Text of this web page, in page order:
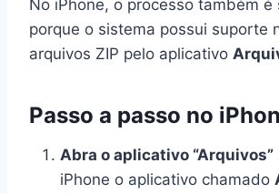
No iPhone, o processo também é
porque o sistema possui suporte
arquivos ZIP pelo aplicativo
Passo a passo no
Abra o aplicativo “Arquivos”
iPhone o aplicativo chamado